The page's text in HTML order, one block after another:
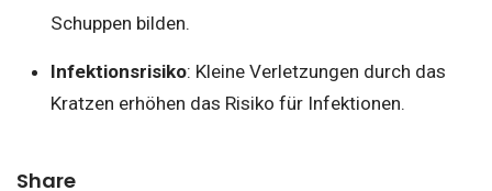
Schuppen bilden.
Infektionsrisiko: Kleine Verletzungen durch das
Kratzen erhöhen das Risiko für Infektionen.
Share